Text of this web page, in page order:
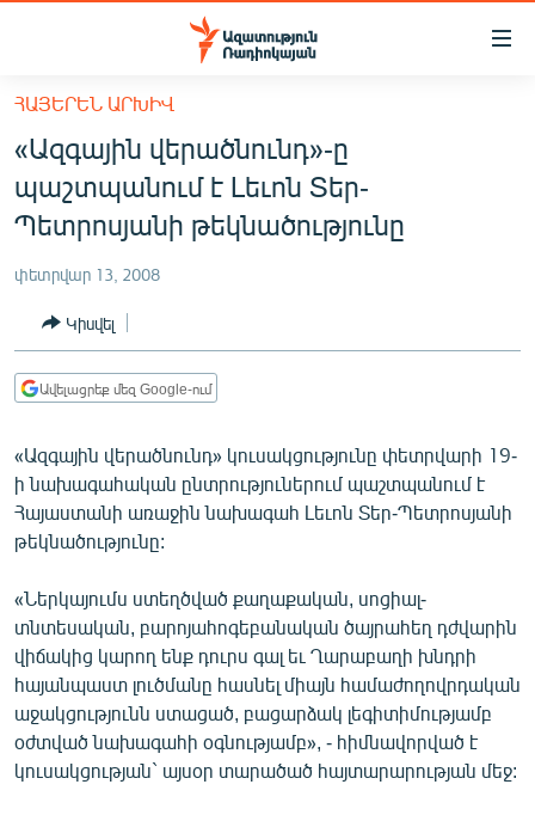
Մատչելիության
հիմնական
բովանդակությանը
հիմնական
մենյուին
ՀԱՅԱՍՏԱՆ
ՔԱՂԱՔԱԿԱՆ
ՀԱՍԱՐԱԿՈՒԹՅՈՒՆ
ՏՆՏԵՍՈՒԹՅՈՒՆ
ՊԱՏԵՐԱԶՄԻ 6 ՇԱԲԱԹՆԵՐԸ
ՏԱՐԱԾԱՇՐՋԱՆ
ՄԻՋԱԶԳԱՅԻՆ
ՄՇԱԿՈՒՅԹ
ՍՊՈՐՏ
ՄԵԿՆԱԲԱՆՈՒԹՅՈՒՆ
ՏՏ ԵՒ ԻՆՏԵՐՆԵՏ
ԿՈՐՈՆԱՎԻՐՈՒՍ
ՀԱՅԵՐԵՆ ԱՐԽԻՎ
«Ազգային վերածնունդ»-ը
պաշտպանում է Լեւոն Տեր-
Պետրոսյանի թեկնածությունը
փետրվար 13, 2008
Կիսվել
Ավելացրեք մեզ Google-ում
«Ազգային վերածնունդ» կուսակցությունը փետրվարի 19-
ի նախագահական ընտրություներում պաշտպանում է
Հայաստանի առաջին նախագահ Լեւոն Տեր-Պետրոսյանի
թեկնածությունը:
«Ներկայումս ստեղծված քաղաքական, սոցիալ-
տնտեսական, բարոյահոգեբանական ծայրահեղ դժվարին
վիճակից կարող ենք դուրս գալ եւ Ղարաբաղի խնդրի
հայանպաստ լուծմանը հասնել միայն համաժողովրդական
աջակցությունն ստացած, բացարձակ լեգիտիմությամբ
օժտված նախագահի օգնությամբ», - հիմնավորված է
կուսակցության` այսօր տարածած հայտարարության մեջ: